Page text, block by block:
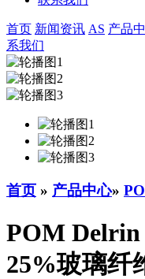
首页 新闻资讯 AS 产品
系我们
首页 » 产品中心»
POM Delrin
25%玻璃纤